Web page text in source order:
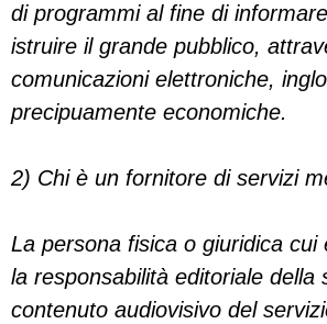
di programmi al fine di
istruire il grande pubblico,
comunicazioni elettroniche,
precipuamente economiche.
2) Chi è un fornitore di servizi
La persona fisica o giuridica cui
la responsabilità editoriale della
contenuto audiovisivo del